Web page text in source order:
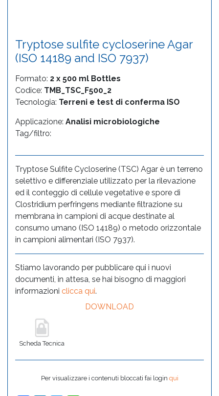
Tryptose sulfite cycloserine Agar
(ISO 14189 and ISO 7937)
Formato: 2 x 500 ml Bottles
Codice: TMB_TSC_F500_2
Tecnologia: Terreni e test di conferma ISO
Applicazione: Analisi microbiologiche
Tag/filtro:
Tryptose Sulfite Cycloserine (TSC) Agar è un terreno
selettivo e differenziale utilizzato per la rilevazione
ed il conteggio di cellule vegetative e spore di
Clostridium perfringens mediante filtrazione su
membrana in campioni di acque destinate al
consumo umano (ISO 14189) o metodo orizzontale
in campioni alimentari (ISO 7937).
Stiamo lavorando per pubblicare qui i nuovi
documenti, in attesa, se hai bisogno di maggiori
informazioni clicca qui.
DOWNLOAD
Scheda Tecnica
Per visualizzare i contenuti bloccati fai login qui